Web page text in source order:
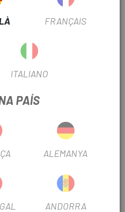
MEGAMO
BICICLETA MEGAMO REASON
Preu
OUTLET
FRANÇAIS
ITALIANO
PAÍS
ALEMANYA
ANDORRA